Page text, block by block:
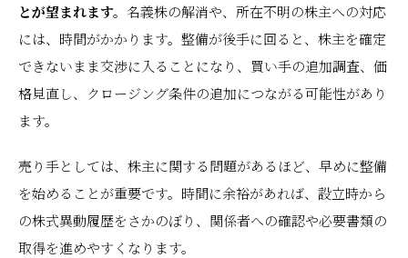
とが望まれます。 名義株の解消や、所在不明の株主への対応
には、時間がかかります。整備が後手に回ると、株主を確定
できないまま交渉に入ることになり、買い手の追加調査、価
格見直し、クロージング条件の追加につながる可能性があり
ます。
売り手としては、株主に関する問題があるほど、早めに整備
を始めることが重要です。時間に余裕があれば、設立時から
の株式異動履歴をさかのぼり、関係者への確認や必要書類の
取得を進めやすくなります。